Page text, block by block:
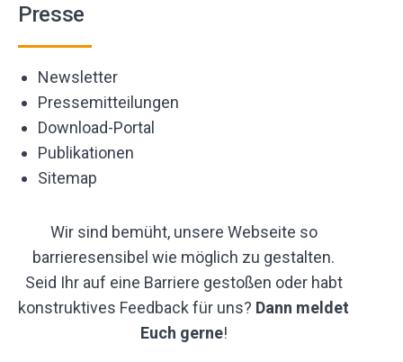
Presse
Newsletter
Pressemitteilungen
Download-Portal
Publikationen
Sitemap
Wir sind bemüht, unsere Webseite so
barrieresensibel wie möglich zu gestalten.
Seid Ihr auf eine Barriere gestoßen oder habt
konstruktives Feedback für uns? Dann meldet
Euch gerne!